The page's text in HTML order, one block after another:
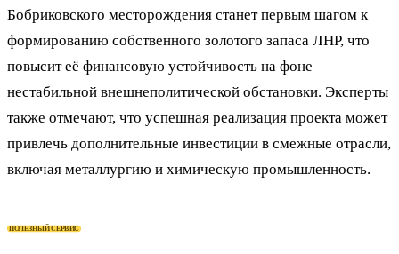
Бобриковского месторождения станет первым шагом к
формированию собственного золотого запаса ЛНР, что
повысит её финансовую устойчивость на фоне
нестабильной внешнеполитической обстановки. Эксперты
также отмечают, что успешная реализация проекта может
привлечь дополнительные инвестиции в смежные отрасли,
включая металлургию и химическую промышленность.
ПОЛЕЗНЫЙ СЕРВИС